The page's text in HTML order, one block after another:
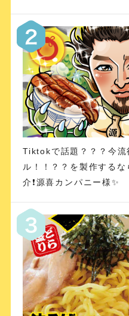
Tiktokで話題？？？今流
ル！！？？を製作する
介❗️源喜カンパニー様✨